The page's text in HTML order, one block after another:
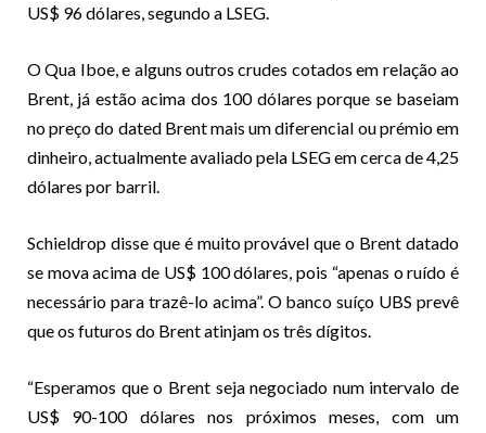
US$ 96 dólares, segundo a LSEG.
O Qua Iboe, e alguns outros crudes cotados em relação ao
Brent, já estão acima dos 100 dólares porque se baseiam
no preço do dated Brent mais um diferencial ou prémio em
dinheiro, actualmente avaliado pela LSEG em cerca de 4,25
dólares por barril.
Schieldrop disse que é muito provável que o Brent datado
se mova acima de US$ 100 dólares, pois “apenas o ruído é
necessário para trazê-lo acima”. O banco suíço UBS prevê
que os futuros do Brent atinjam os três dígitos.
“Esperamos que o Brent seja negociado num intervalo de
US$ 90-100 dólares nos próximos meses, com um